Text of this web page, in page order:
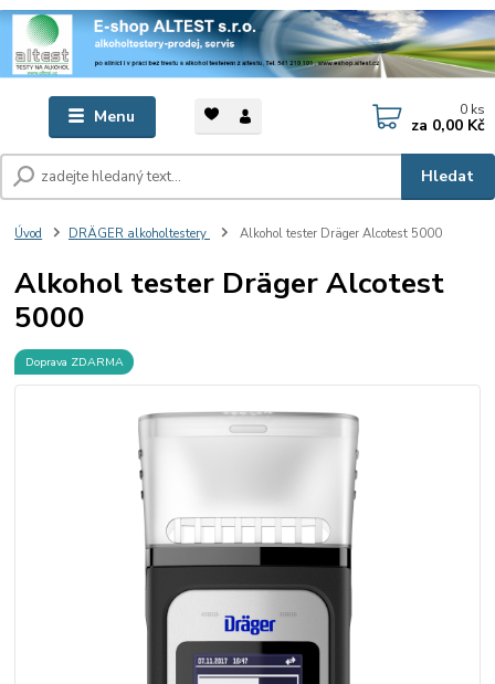
Menu
Hledat
0 ks
za 0,00 Kč
Úvod DRÄGER alkoholtestery Alkohol tester Dräger Alcotest 5000
Alkohol tester Dräger Alcotest
5000
Doprava ZDARMA